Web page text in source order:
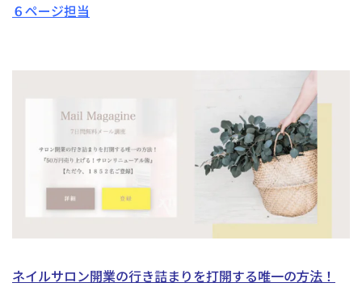
６ページ担当
ネイルサロン開業の行き詰まりを打開する唯一の方法！